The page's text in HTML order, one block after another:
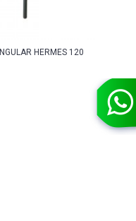
HERMES 120